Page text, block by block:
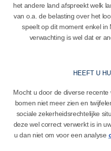
het andere land afspreekt welk
van o.a. de belasting over het
speelt op dit moment enkel in
verwachting is wel dat er
HEEFT U
Mocht u door de diverse
bomen niet meer zien en
sociale zekerheidsrechtelijke
deze wel correct verwerkt is in
u dan niet om voor een analyse